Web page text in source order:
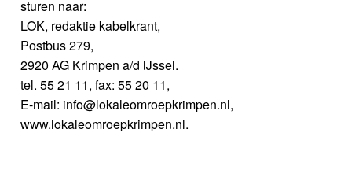
sturen naar:
LOK, redaktie kabelkrant,
Postbus 279,
2920 AG Krimpen a/d IJssel.
tel. 55 21 11, fax: 55 20 11,
E-mail: info@lokaleomroepkrimpen.nl,
www.lokaleomroepkrimpen.nl.